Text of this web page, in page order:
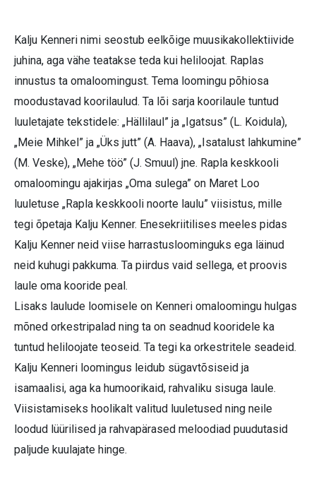
Kalju Kenneri nimi seostub eelkõige muusikakollektiivide
juhina, aga vähe teatakse teda kui heliloojat. Raplas
innustus ta omaloomingust. Tema loomingu põhiosa
moodustavad koorilaulud. Ta lõi sarja koorilaule tuntud
luuletajate tekstidele: „Hällilaul” ja „Igatsus” (L. Koidula),
„Meie Mihkel” ja „Üks jutt” (A. Haava), „Isatalust lahkumine”
(M. Veske), „Mehe töö” (J. Smuul) jne. Rapla keskkooli
omaloomingu ajakirjas „Oma sulega” on Maret Loo
luuletuse „Rapla keskkooli noorte laulu” viisistus, mille
tegi õpetaja Kalju Kenner. Enesekriitilises meeles pidas
Kalju Kenner neid viise harrastusloominguks ega läinud
neid kuhugi pakkuma. Ta piirdus vaid sellega, et proovis
laule oma kooride peal.
Lisaks laulude loomisele on Kenneri omaloomingu hulgas
mõned orkestripalad ning ta on seadnud kooridele ka
tuntud heliloojate teoseid. Ta tegi ka orkestritele seadeid.
Kalju Kenneri loomingus leidub sügavtõsiseid ja
isamaalisi, aga ka humoorikaid, rahvaliku sisuga laule.
Viisistamiseks hoolikalt valitud luuletused ning neile
loodud lüürilised ja rahvapärased meloodiad puudutasid
paljude kuulajate hinge.